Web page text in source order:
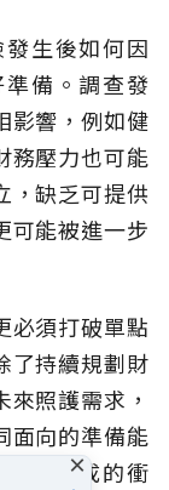
生後如何因
備。調查發
影響，例如健
務壓力也可能
，缺乏可提供
可能被進一步
必須打破單點
了持續規劃財
照護需求，
面向的準備能
生活造成的衝
×